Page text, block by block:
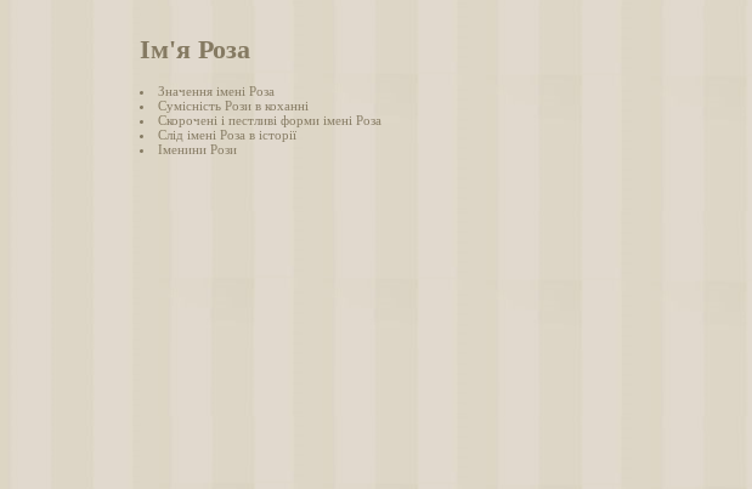
Ім'я Роза
Значення імені Роза
Сумісність Рози в коханні
Скорочені і пестливі форми імені Роза
Слід імені Роза в історії
Іменини Рози